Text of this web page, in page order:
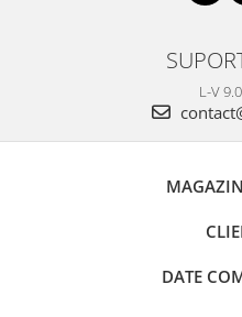
L-V
DATE